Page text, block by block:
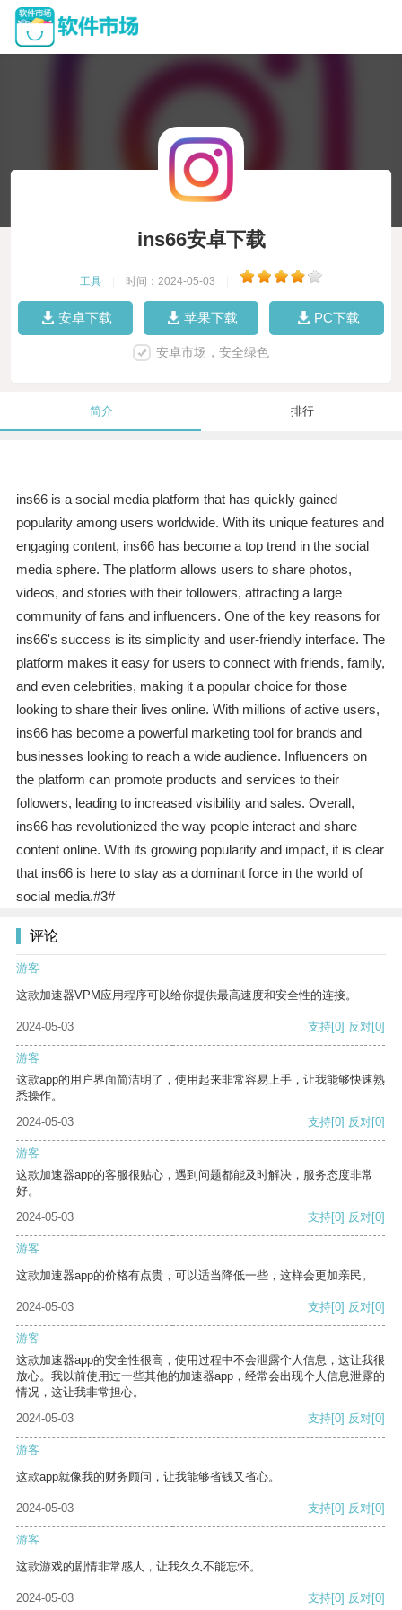
ins66安卓下载
工具 时间：2024-05-03
安卓下载 苹果下载 PC下载
安卓市场，安全绿色
简介 排行
ins66 is a social media platform that has quickly gained
popularity among users worldwide. With its unique features and
engaging content, ins66 has become a top trend in the social
media sphere. The platform allows users to share photos,
videos, and stories with their followers, attracting a large
community of fans and influencers. One of the key reasons for
ins66's success is its simplicity and user-friendly interface. The
platform makes it easy for users to connect with friends, family,
and even celebrities, making it a popular choice for those
looking to share their lives online. With millions of active users,
ins66 has become a powerful marketing tool for brands and
businesses looking to reach a wide audience. Influencers on
the platform can promote products and services to their
followers, leading to increased visibility and sales. Overall,
ins66 has revolutionized the way people interact and share
content online. With its growing popularity and impact, it is clear
that ins66 is here to stay as a dominant force in the world of
social media.#3#
评论
游客
这款加速器VPM应用程序可以给你提供最高速度和安全性的连接。
2024-05-03 支持[0] 反对[0]
游客
这款app的用户界面简洁明了，使用起来非常容易上手，让我能够快速熟
悉操作。
2024-05-03
支持[0] 反对[0]
游客
这款加速器app的客服很贴心，遇到问题都能及时解决，服务态度非常
好。
2024-05-03
支持[0] 反对[0]
游客
这款加速器app的价格有点贵，可以适当降低一些，这样会更加亲民。
2024-05-03 支持[0] 反对[0]
游客
这款加速器app的安全性很高，使用过程中不会泄露个人信息，这让我很
放心。我以前使用过一些其他的加速器app，经常会出现个人信息泄露的
情况，这让我非常担心。
2024-05-03
支持[0] 反对[0]
游客
这款app就像我的财务顾问，让我能够省钱又省心。
2024-05-03 支持[0] 反对[0]
游客
这款游戏的剧情非常感人，让我久久不能忘怀。
2024-05-03 支持[0] 反对[0]